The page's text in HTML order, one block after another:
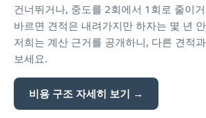
건너뛰거나, 중도를 2회에서 1회로 줄이
바르면 견적은 내려가지만 하자는 몇 년
저희는 계산 근거를 공개하니, 다른 견적
보세요.
비용 구조 자세히 보기 →